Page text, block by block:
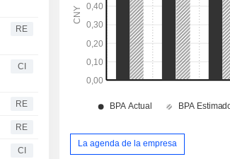
RE
CI
RE
RE
CI
La agenda de la empresa